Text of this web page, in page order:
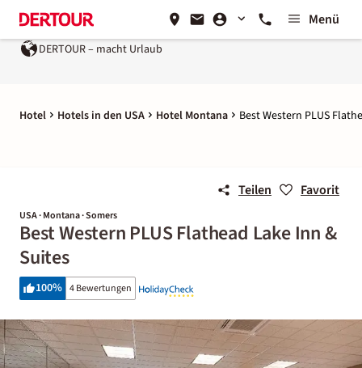
Menü
DERTOUR – macht Urlaub
Hotel Hotels in den USA Hotel Montana Best Western PLUS
Teilen Favorit
USA · Montana · Somers
Best Western PLUS Flathead Lake Inn &
Suites
100% 4 Bewertungen